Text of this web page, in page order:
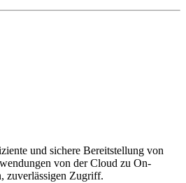
und sichere Bereitstellung von
von der Cloud zu On-
zuverlässigen Zugriff.